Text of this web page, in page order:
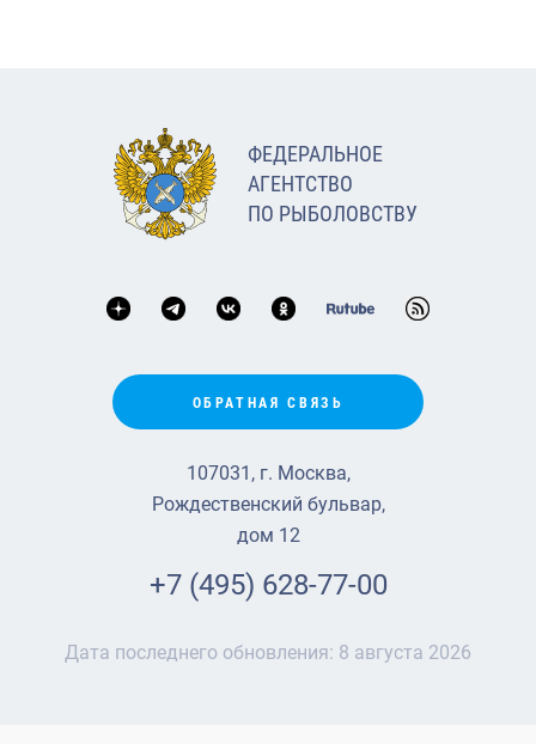
ФЕДЕРАЛЬНОЕ
АГЕНТСТВО
ПО РЫБОЛОВСТВУ
ОБРАТНАЯ СВЯЗЬ
107031, г. Москва,
Рождественский бульвар,
дом 12
+7 (495) 628-77-00
Дата последнего обновления: 8 августа 2026